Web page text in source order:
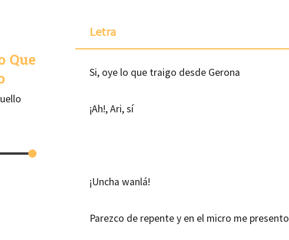
Que
Letra
Si, oye lo que traigo desde Gerona
¡Ah!, Ari, sí
¡Uncha wanlá!
Parezco de repente y en el micro me presento